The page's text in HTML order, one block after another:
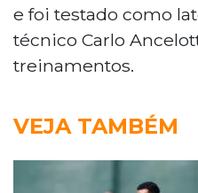
e foi testado como
técnico Carlo
treinamentos.
VEJA TAMBÉM